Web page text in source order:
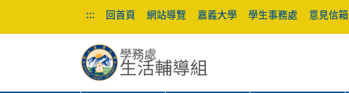
::: 回首頁 網站導覽 嘉義大學 學生事務處 意見信箱